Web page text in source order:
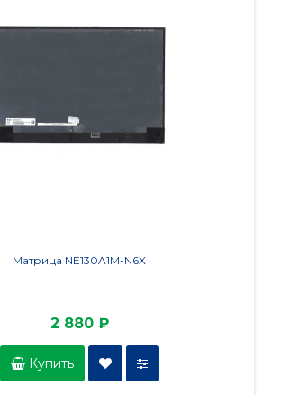
Матрица NE130A1M-N6X
2 880 ₽
Купить